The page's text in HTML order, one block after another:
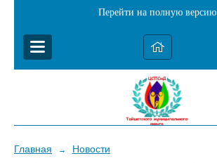
Перейти на полную версию
Главная → Новости